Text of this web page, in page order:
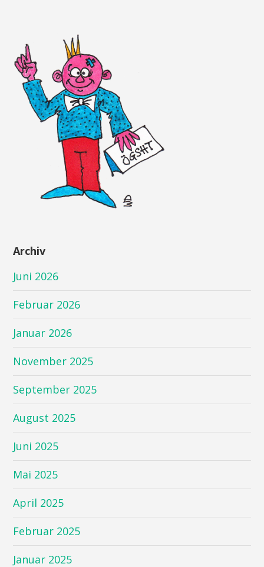
Archiv
Juni 2026
Februar 2026
Januar 2026
November 2025
September 2025
August 2025
Juni 2025
Mai 2025
April 2025
Februar 2025
Januar 2025